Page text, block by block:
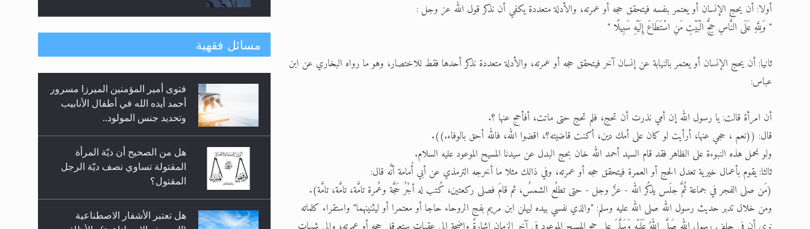
أولا: أن يحج الإنسان أو يعتمر بنفسه فيتحقق حجه أو عمرته، والأدلة متعددة يكفي أن نذكر قول الله عز وجل :
" وَلِلَّهِ عَلَى النَّاسِ حِجُّ الْبَيْتِ مَنِ اسْتَطَاعَ إِلَيْهِ سَبِيلًا "
ثانيا: أن يحج الإنسان أو يعتمر بالنيابة عن إنسان آخر فيتحقق حجه أو عمرته، والأدلة متعددة نذكر أحدها فقط للاختصار، وهو ما رواه البخاري عن ابن
عباس:
أن امرأة قالت: يا رسول الله إن أمي نذرت أن تحج، فلم تحج حتى ماتت، أفأحج عنها ؟.
قال: ((نعم ، حجي عنها، أرأيت لو كان على أمك دين، أكنت قاضيته؟، اقضوا الله، فالله أحق بالوفاء.)).
ولو نحمل هذه النبوءة على الظاهر فقد قام السيد أحمد الله خان بحج البدل عن سيدنا المسيح الموعود عليه السلام.
ثالثا: يقوم بأعمال خيرية تعدل الحج أو العمرة فيتحقق حجه أو عمرته، وفي ذالك مثلا ما أخرجه الترمذي عن أبي أُمامة أنَّه قال:
(مَن صلى الفجر في جماعة ثُمَّ جلَس يذكُر الله - عزَّ وجل - حتى تطلُع الشمسُ، ثم قامَ فصلى ركعتين، كُتب له أجْرُ حَجَّة وعُمرة تامَّة، تامَّة، تامَّة).
ومن خلال تدبر حديث رسول الله صلى الله عليه وسلم: "والذي نفسي بيده ليهلن ابن مريم بفج الروحاء حاجا أو معتمرا أو ليثنينهما" واستقراء كلماته
متطلَّبات التّحريك الجديد...
رأيٌ في لغة المسيح الموعود عليه
السلام.. 4...
مسائل فقهية
فتوى أمير المؤمنين الميرزا مسرور
أحمد أيده الله في أطفال الأنابيب
وتحديد جنس المولود..
هل من الصحيح أن ديّة المرأة
المقتولة تساوي نصف ديّة الرجل
المقتول؟
هل تعتبر الأشفار الاصطناعية